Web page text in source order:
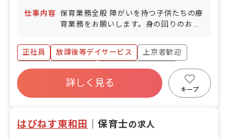
仕事内容 保育業務全般 障がいを持つ子供たちの療
育業務をお願いします。身の回りのお世
ト、イベントなど日々の子どもたちとの
活動、支援の記録、送迎業務（施設より
5km圏内）
正社員 放課後等デイサービス
上京者歓迎
ボーナス・賞与あり
年間休日120日以上
寮・住宅・家賃補助あり
社会保険完備
詳しく見る
キープ
はぴねす東和田 ｜保育士の求人